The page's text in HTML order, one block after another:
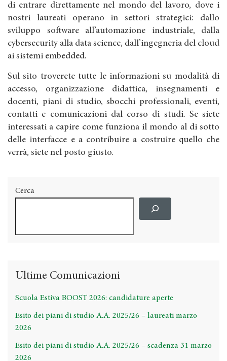
di entrare direttamente nel mondo del lavoro, dove i
nostri laureati operano in settori strategici: dallo
sviluppo software all’automazione industriale, dalla
cybersecurity alla data science, dall’ingegneria del cloud
ai sistemi embedded.
Sul sito troverete tutte le informazioni su modalità di
accesso, organizzazione didattica, insegnamenti e
docenti, piani di studio, sbocchi professionali, eventi,
contatti e comunicazioni dal corso di studi. Se siete
interessati a capire come funziona il mondo al di sotto
delle interfacce e a contribuire a costruire quello che
verrà, siete nel posto giusto.
Cerca
Ultime Comunicazioni
Scuola Estiva BOOST 2026: candidature aperte
Esito dei piani di studio A.A. 2025/26 – laureati marzo
2026
Esito dei piani di studio A.A. 2025/26 – scadenza 31 marzo
2026